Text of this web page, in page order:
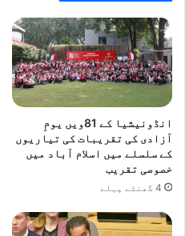
انڈونیشیا کے 81ویں یومِ
آزادی کی تقریبات کی تیاریوں
کے سلسلے میں اسلام آباد میں
خصوصی تقریب
4 گھنٹے پہلے